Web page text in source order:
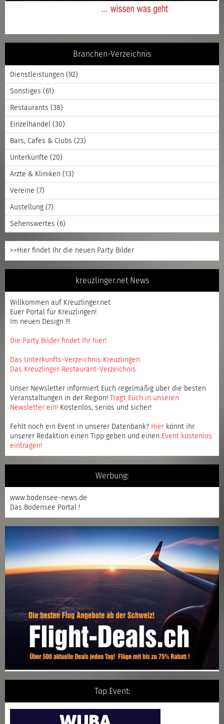
Branchen-Verzeichnis
Dienstleistungen (92)
Sonstiges (61)
Restaurants (38)
Einzelhandel (30)
Bars, Cafes & Clubs (23)
Unterkünfte (20)
Ärzte & Kliniken (13)
Vereine (7)
Austellung (7)
Sehenswertes (6)
>>Hier findet Ihr die neuen Party Bilder
kreuzlinger.net News
Willkommen auf Kreuzlinger.net
Euer Portal für Kreuzlingen!
Im neuen Design !!!
Die Party Bilder findet Ihr hier!
Das Unterkunfts-Verzeichnis Kreuzlingen
Das Kreuzlinger Restaurant-Verzeichnis
Unser Newsletter informiert Euch regelmäßig über die besten
Veranstaltungen in der Region!
Tragt Euch in unseren
Newsletter ein! Kostenlos, seriös und sicher!
Fehlt noch ein Event in unserer Datenbank? Hier könnt ihr
unserer Redaktion einen Tipp geben und einen Event kostenlos
eintragen!
Werbung:
www.bodensee-news.de
Das Bodensee Portal !
Top Event: